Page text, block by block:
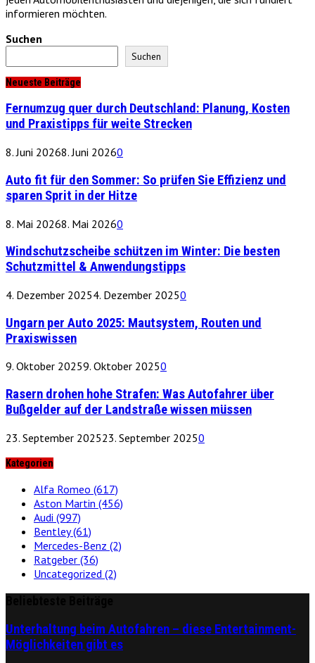
informieren möchten.
Suchen
Suchen
Neueste Beiträge
Fernumzug quer durch Deutschland: Planung, Kosten
und Praxistipps für weite Strecken
8. Juni 20268. Juni 20260
Auto fit für den Sommer: So prüfen Sie Effizienz und
sparen Sprit in der Hitze
8. Mai 20268. Mai 20260
Windschutzscheibe schützen im Winter: Die besten
Schutzmittel & Anwendungstipps
4. Dezember 20254. Dezember 20250
Ungarn per Auto 2025: Mautsystem, Routen und
Praxiswissen
9. Oktober 20259. Oktober 20250
Rasern drohen hohe Strafen: Was Autofahrer über
Bußgelder auf der Landstraße wissen müssen
23. September 202523. September 20250
Kategorien
Alfa Romeo (617)
Aston Martin (456)
Audi (997)
Bentley(61)
Mercedes-Benz (2)
Ratgeber (36)
Uncategorized (2)
Unterhaltung beim Autofahren – diese Entertainment-
Möglichkeiten gibt es